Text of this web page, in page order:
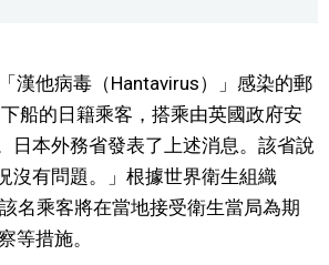
漢他病毒（Hantavirus）」感染的郵
船的日籍乘客，搭乘由英國政府安
日本外務省發表了上述消息。該省說
沒有問題。」根據世界衛生組織
該名乘客將在當地接受衛生當局為期
等措施。